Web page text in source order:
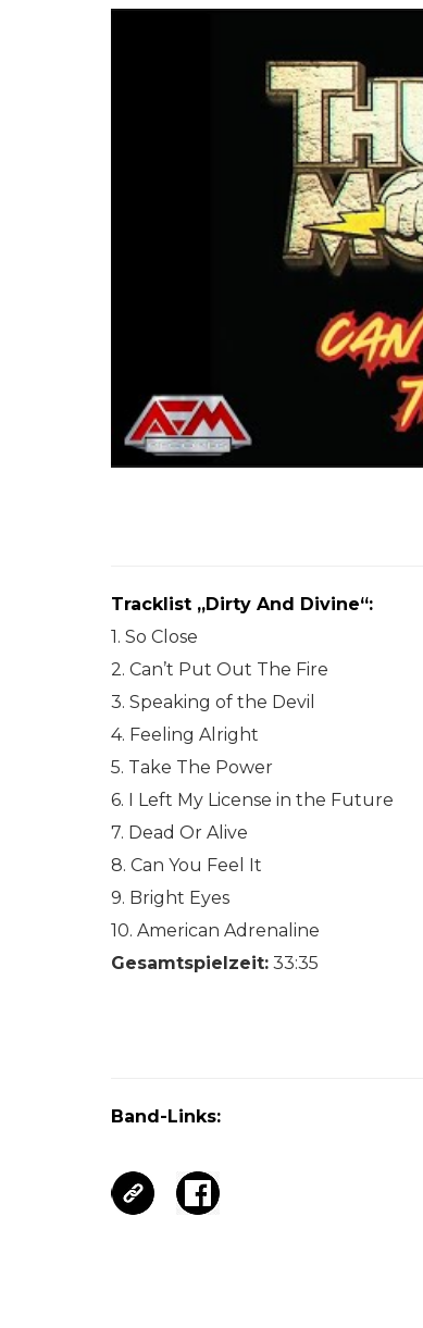
Tracklist „Dirty And Divine“:
1. So Close
2. Can’t Put Out The Fire
3. Speaking of the Devil
4. Feeling Alright
5. Take The Power
6. I Left My License in the Future
7. Dead Or Alive
8. Can You Feel It
9. Bright Eyes
10. American Adrenaline
Gesamtspielzeit: 33:35
Band-Links: